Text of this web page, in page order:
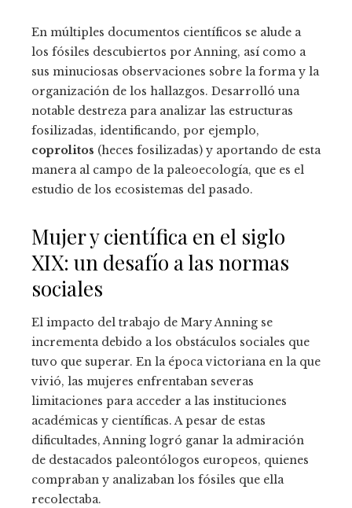
En múltiples documentos científicos se alude a
los fósiles descubiertos por Anning, así como a
sus minuciosas observaciones sobre la forma y la
organización de los hallazgos. Desarrolló una
notable destreza para analizar las estructuras
fosilizadas, identificando, por ejemplo,
coprolitos (heces fosilizadas) y aportando de esta
manera al campo de la paleoecología, que es el
estudio de los ecosistemas del pasado.
Mujer y científica en el siglo
XIX: un desafío a las normas
sociales
El impacto del trabajo de Mary Anning se
incrementa debido a los obstáculos sociales que
tuvo que superar. En la época victoriana en la que
vivió, las mujeres enfrentaban severas
limitaciones para acceder a las instituciones
académicas y científicas. A pesar de estas
dificultades, Anning logró ganar la admiración
de destacados paleontólogos europeos, quienes
compraban y analizaban los fósiles que ella
recolectaba.